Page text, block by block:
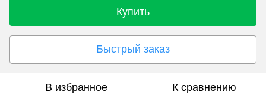
Купить
Быстрый заказ
В избранное К сравнению